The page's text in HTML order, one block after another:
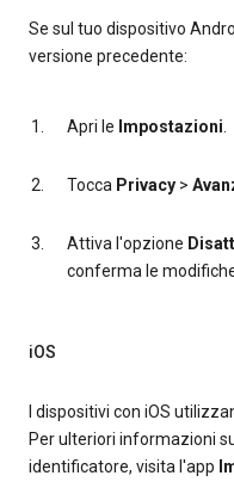
Se sul tuo dispositivo
versione precedente:
Apri le Impostazioni.
Tocca Privacy >
Attiva l'opzione
conferma le
iOS
I dispositivi con iOS
Per ulteriori informazioni
identificatore, visita l'app